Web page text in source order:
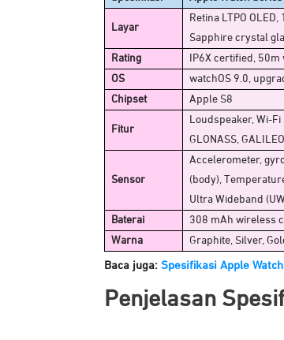
Layar
Retina LTPO
Sapphire crystal
Rating
IP6X certified,
OS
watchOS 9.0,
Chipset
Apple S8
Fitur
Loudspeaker, Wi-Fi
GLONASS,
Sensor
Accelerometer,
(body),
Ultra Wideband
Baterai
308 mAh wireless
Warna
Graphite, Silver,
Baca juga: Spesifikasi Apple
Penjelasan